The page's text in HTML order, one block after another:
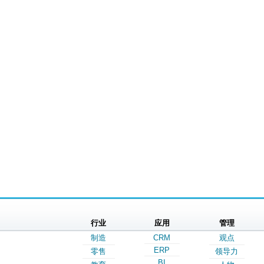
行业
制造
零售
应用
CRM
ERP
管理
观点
领导力